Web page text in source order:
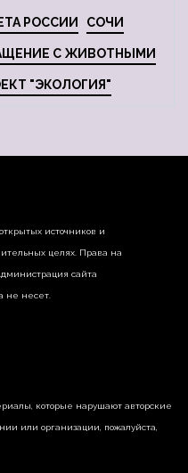
РОССИИ СОЧИ
С ЖИВОТНЫМИ
"ЭКОЛОГИЯ"
источников и
целях. Права на
сайта
не несет.
которые нарушают авторские
или организации, пожалуйста,